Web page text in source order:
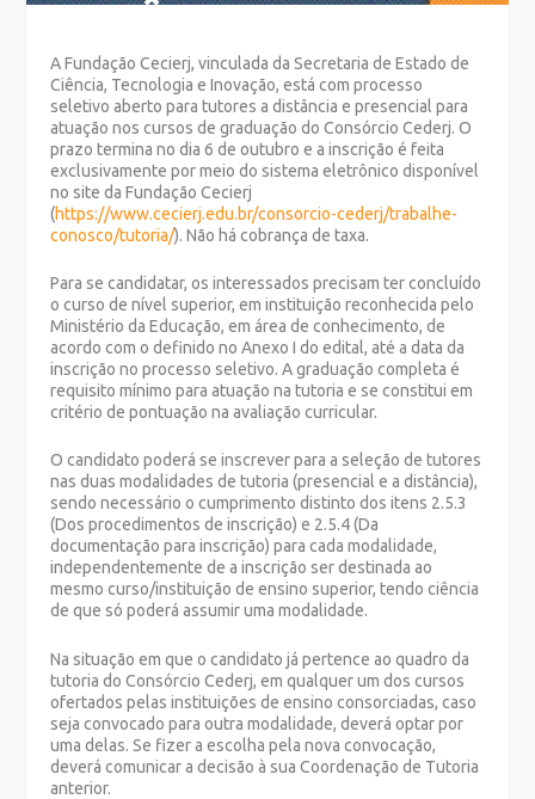
A Fundação Cecierj, vinculada da Secretaria de Estado de
Ciência, Tecnologia e Inovação, está com processo
seletivo aberto para tutores a distância e presencial para
atuação nos cursos de graduação do Consórcio Cederj. O
prazo termina no dia 6 de outubro e a inscrição é feita
exclusivamente por meio do sistema eletrônico disponível
no site da Fundação Cecierj
(https://www.cecierj.edu.br/consorcio-cederj/trabalhe-
conosco/tutoria/). Não há cobrança de taxa.
Para se candidatar, os interessados precisam ter concluído
o curso de nível superior, em instituição reconhecida pelo
Ministério da Educação, em área de conhecimento, de
acordo com o definido no Anexo I do edital, até a data da
inscrição no processo seletivo. A graduação completa é
requisito mínimo para atuação na tutoria e se constitui em
critério de pontuação na avaliação curricular.
O candidato poderá se inscrever para a seleção de tutores
nas duas modalidades de tutoria (presencial e a distância),
sendo necessário o cumprimento distinto dos itens 2.5.3
(Dos procedimentos de inscrição) e 2.5.4 (Da
documentação para inscrição) para cada modalidade,
independentemente de a inscrição ser destinada ao
mesmo curso/instituição de ensino superior, tendo ciência
de que só poderá assumir uma modalidade.
Na situação em que o candidato já pertence ao quadro da
tutoria do Consórcio Cederj, em qualquer um dos cursos
ofertados pelas instituições de ensino consorciadas, caso
seja convocado para outra modalidade, deverá optar por
uma delas. Se fizer a escolha pela nova convocação,
deverá comunicar a decisão à sua Coordenação de Tutoria
anterior.